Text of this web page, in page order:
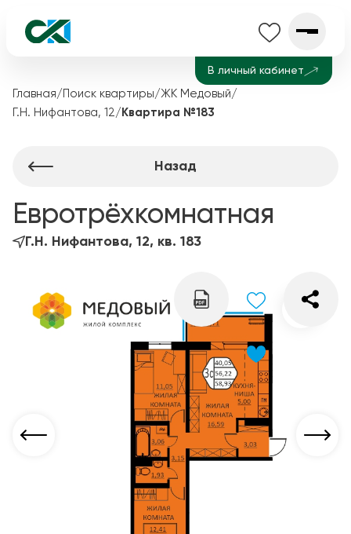
В личный кабинет
Главная/ Поиск квартиры/ЖК Медовый/
Г.Н. Нифантова, 12/ Квартира №183
Назад
Евротрёхкомнатная
Г.Н. Нифантова, 12, кв. 183